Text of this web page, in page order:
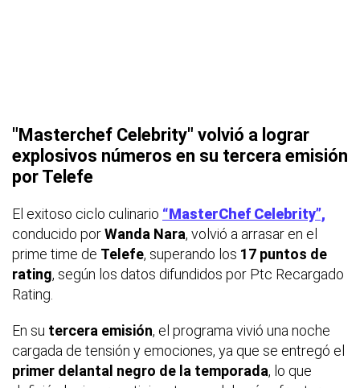
"Masterchef Celebrity" volvió a lograr
explosivos números en su tercera emisión
por Telefe
El exitoso ciclo culinario “MasterChef Celebrity”,
conducido porWanda Nara, volvió a arrasar en el
prime time de Telefe, superando los 17 puntos de
rating, según los datos difundidos por Ptc Recargado
Rating.
En su tercera emisión, el programa vivió una noche
cargada de tensión y emociones, ya que se entregó el
primer delantal negro de la temporada, lo que